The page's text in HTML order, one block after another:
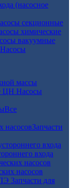
(насосное
секционные
химические
вакуумные
Насосы
массы
Насосы
Все
Запчасти
входа
насосов
Запчасти для